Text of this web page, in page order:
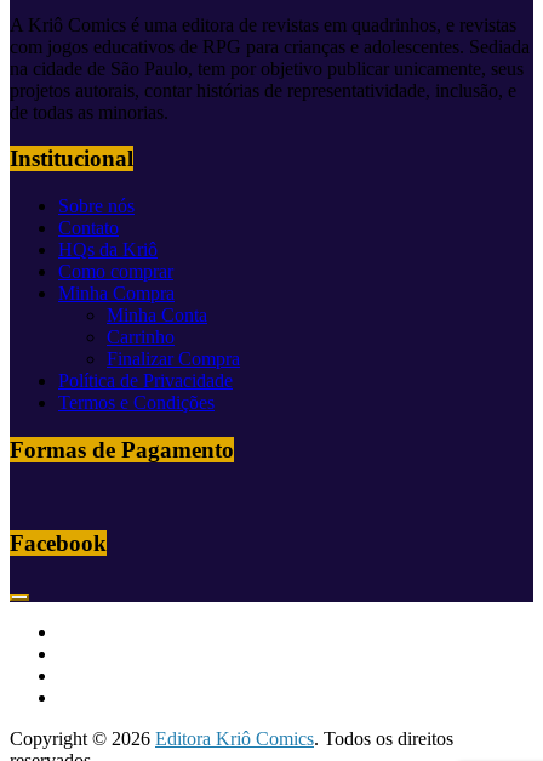
A Kriô Comics é uma editora de revistas em quadrinhos, e revistas
com jogos educativos de RPG para crianças e adolescentes. Sediada
na cidade de São Paulo, tem por objetivo publicar unicamente, seus
projetos autorais, contar histórias de representatividade, inclusão, e
de todas as minorias.
Institucional
Sobre nós
Contato
HQs da Kriô
Como comprar
Minha Compra
Minha Conta
Carrinho
Finalizar Compra
Política de Privacidade
Termos e Condições
Formas de Pagamento
Facebook
Copyright © 2026 Editora Kriô Comics. Todos os direitos